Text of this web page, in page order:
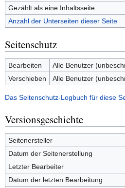
Gezählt als eine Inhaltsseite
Anzahl der Unterseiten dieser Seite
Seitenschutz
Bearbeiten
Alle Benutzer
Verschieben
Alle Benutzer
Das Seitenschutz-Logbuch für diese
Versionsgeschichte
Seitenersteller
Datum der Seitenerstellung
Letzter Bearbeiter
Datum der letzten Bearbeitung